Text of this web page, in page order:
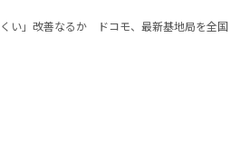
くい」改善なるか ドコモ、最新基地局を全国